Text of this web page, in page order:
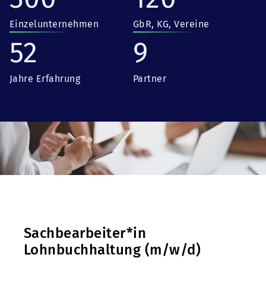
Einzelunternehmen GbR, KG, Vereine
52
Jahre Erfahrung
9
Partner
Sachbearbeiter*in
Lohnbuchhaltung (m/w/d)